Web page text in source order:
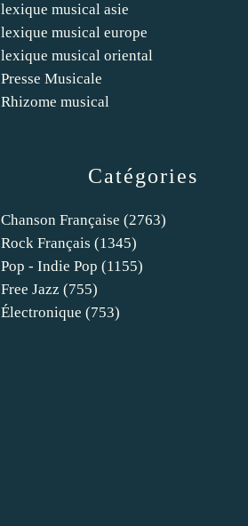
Catégories
Chanson Française (2763)
Rock Français (1345)
Pop - Indie Pop (1155)
Free Jazz (755)
Électronique (753)
lexique musical asie
lexique musical europe
lexique musical oriental
Presse Musicale
Rhizome musical